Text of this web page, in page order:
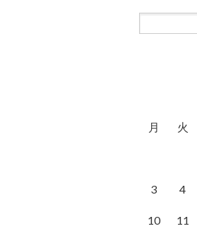
月
火
3 4
10 11